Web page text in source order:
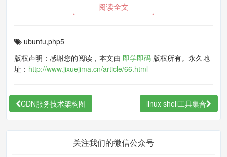
untu/ precise-updates universe ma
2:添加ppa源
-properties
$ add-apt-repository ppa:ondrej/p
repository ppa:ondrej
阅读全文
ubuntu,php5
版权声明：感谢您的阅读，本文由 即学即码 版权所有。永久地
址： http://www.jixuejima.cn/article/66.html
CDN服务技术架构图 linux shell工具集合
关注我们的微信公众号